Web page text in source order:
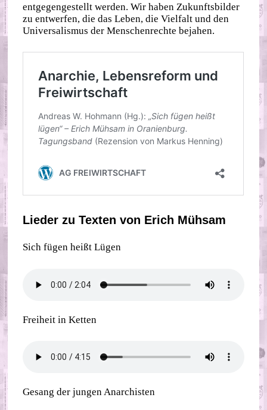
entgegengestellt werden. Wir haben Zukunftsbilder
zu entwerfen, die das Leben, die Vielfalt und den
Universalismus der Menschenrechte bejahen.
Lieder zu Texten von Erich Mühsam
Sich fügen heißt Lügen
Freiheit in Ketten
Gesang der jungen Anarchisten